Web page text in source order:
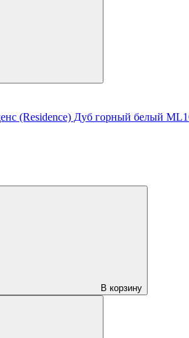
(Residence) Дуб горный белый
В корзину